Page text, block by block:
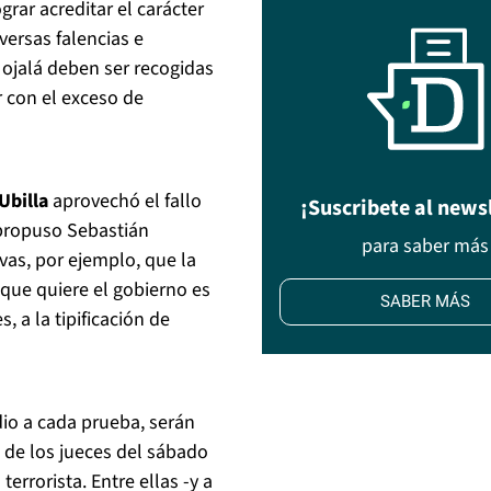
acreditar el carácter
falencias e
deben ser recogidas
el exceso de
aprovechó el fallo
Sebastián
por ejemplo, que la
quiere el gobierno es
a la tipificación de
a cada prueba, serán
los jueces del sábado
Entre ellas -y a
¡Suscribete al
para saber más
SABER MÁS